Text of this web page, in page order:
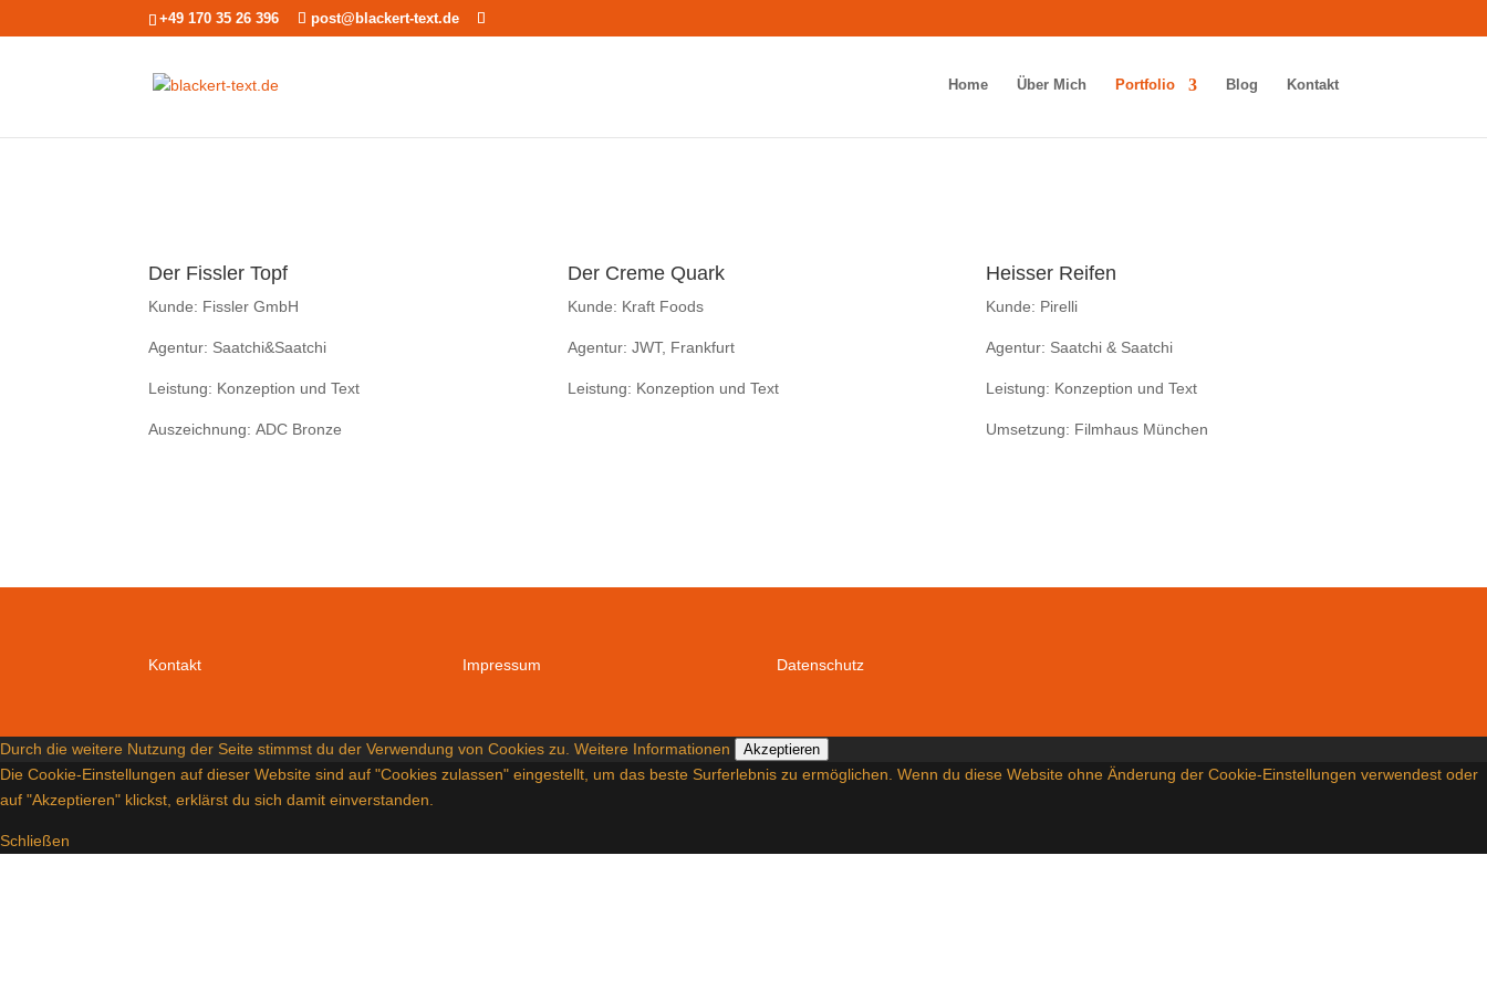
+49 170 35 26 396 post@blackert-text.de
Home Über Mich Portfolio Blog Kontakt
Der Fissler Topf
Kunde: Fissler GmbH
Agentur: Saatchi&Saatchi
Leistung: Konzeption und Text
Auszeichnung: ADC Bronze
Der Creme Quark
Kunde: Kraft Foods
Agentur: JWT, Frankfurt
Leistung: Konzeption und Text
Heisser Reifen
Kunde: Pirelli
Agentur: Saatchi & Saatchi
Leistung: Konzeption und Text
Umsetzung: Filmhaus München
Kontakt Impressum Datenschutz
Durch die weitere Nutzung der Seite stimmst du der Verwendung von Cookies zu. Weitere Informationen Akzeptieren
Die Cookie-Einstellungen auf dieser Website sind auf "Cookies zulassen" eingestellt, um das beste Surferlebnis zu ermöglichen. Wenn du diese Website ohne Änderung der Cookie-Einstellungen verwendest oder
auf "Akzeptieren" klickst, erklärst du sich damit einverstanden.
Schließen